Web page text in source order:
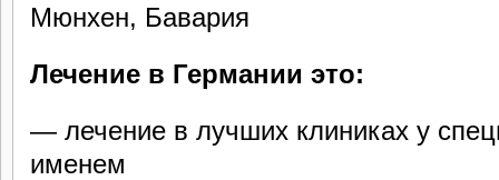
Мюнхен, Бавария
Лечение в Германии это:
— лечение в лучших клиниках у
именем